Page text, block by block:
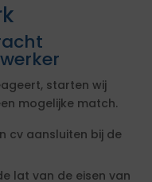
starten wij
mogelijke match.
cv aansluiten bij de
lat van de eisen van